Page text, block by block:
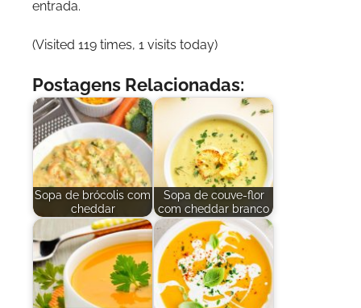
entrada.
(Visited 119 times, 1 visits today)
Postagens Relacionadas:
Sopa de brócolis com
cheddar
Sopa de couve-flor
com cheddar branco